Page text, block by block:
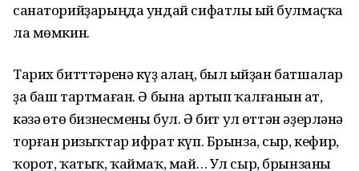
санаторийҙарыңда ундай сифатлы һый булмаҫҡа
ла мөмкин.
Тарих битттәренә күҙ һалһаң, был һыйҙан батшалар
ҙа баш тартмаған. Ә бына артып ҡалғанын һат,
кәзә һөтө бизнесмены бул. Ә бит ул һөттән әҙерләнә
торған ризыҡтар ифрат күп. Брынза, сыр, кефир,
ҡорот, ҡатыҡ, ҡаймаҡ, май… Ул сыр, брынзаны